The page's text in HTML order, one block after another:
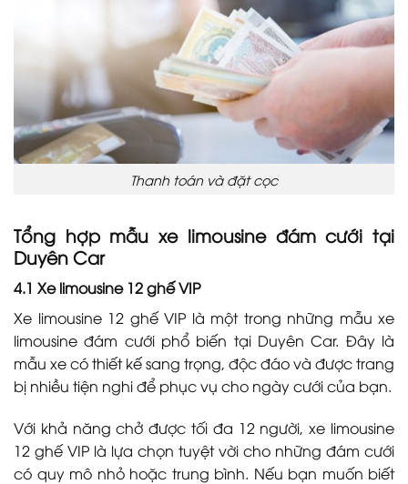
Thanh toán và đặt cọc
Tổng hợp mẫu xe limousine đám cưới tại
Duyên Car
4.1 Xe limousine 12 ghế VIP
Xe limousine 12 ghế VIP là một trong những mẫu xe
limousine đám cưới phổ biến tại Duyên Car. Đây là
mẫu xe có thiết kế sang trọng, độc đáo và được trang
bị nhiều tiện nghi để phục vụ cho ngày cưới của bạn.
Với khả năng chở được tối đa 12 người, xe limousine
12 ghế VIP là lựa chọn tuyệt vời cho những đám cưới
có quy mô nhỏ hoặc trung bình. Nếu bạn muốn biết